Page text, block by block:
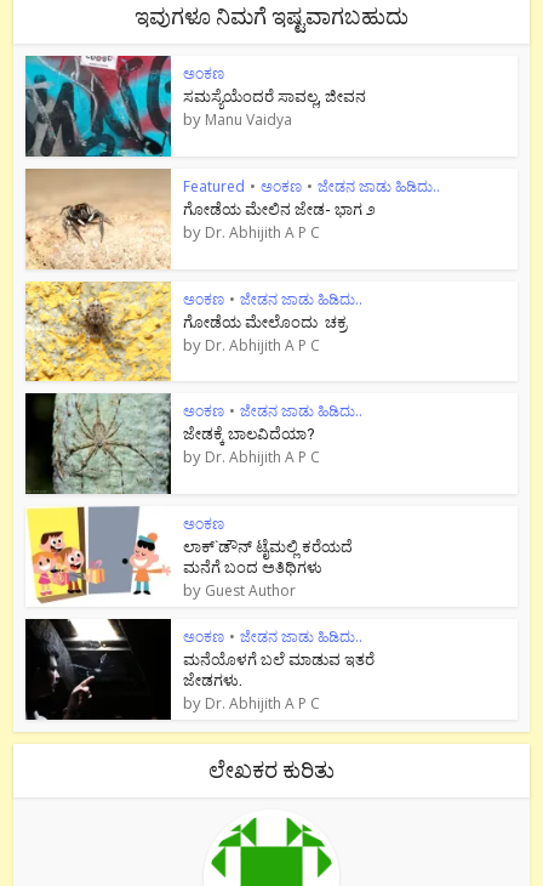
ಇವುಗಳೂ ನಿಮಗೆ ಇಷ್ಟವಾಗಬಹುದು
ಅಂಕಣ
ಸಮಸ್ಯೆಯೆಂದರೆ ಸಾವಲ್ಲ, ಜೀವನ
by Manu Vaidya
Featured • ಅಂಕಣ • ಜೇಡನ ಜಾಡು ಹಿಡಿದು..
ಗೋಡೆಯ ಮೇಲಿನ ಜೇಡ- ಭಾಗ ೨
by Dr. Abhijith A P C
ಅಂಕಣ • ಜೇಡನ ಜಾಡು ಹಿಡಿದು..
ಗೋಡೆಯ ಮೇಲೊಂದು ಚಕ್ರ
by Dr. Abhijith A P C
ಅಂಕಣ • ಜೇಡನ ಜಾಡು ಹಿಡಿದು..
ಜೇಡಕ್ಕೆ ಬಾಲವಿದೆಯಾ?
by Dr. Abhijith A P C
ಅಂಕಣ
ಲಾಕ್`ಡೌನ್ ಟೈಮಲ್ಲಿ ಕರೆಯದೆ
ಮನೆಗೆ ಬಂದ ಅತಿಥಿಗಳು
by Guest Author
ಅಂಕಣ • ಜೇಡನ ಜಾಡು ಹಿಡಿದು..
ಮನೆಯೊಳಗೆ ಬಲೆ ಮಾಡುವ ಇತರೆ
ಜೇಡಗಳು.
by Dr. Abhijith A P C
ಲೇಖಕರ ಕುರಿತು